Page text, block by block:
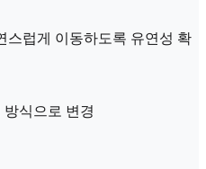
스럽게 이동하도록 유연성 확
식으로 변경